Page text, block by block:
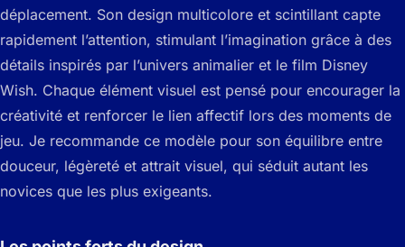
déplacement. Son design multicolore et scintillant capte
rapidement l’attention, stimulant l’imagination grâce à des
détails inspirés par l’univers animalier et le film Disney
Wish. Chaque élément visuel est pensé pour encourager la
créativité et renforcer le lien affectif lors des moments de
jeu. Je recommande ce modèle pour son équilibre entre
douceur, légèreté et attrait visuel, qui séduit autant les
novices que les plus exigeants.